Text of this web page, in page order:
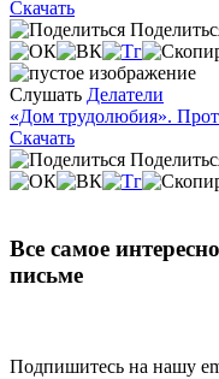
Скачать
Слушать Делатели
«Дом трудолюбия».
Скачать
Все самое
письме
Подпишитесь на нашу